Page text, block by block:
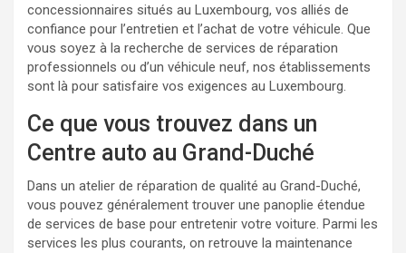
concessionnaires situés au Luxembourg, vos alliés de
confiance pour l’entretien et l’achat de votre véhicule. Que
vous soyez à la recherche de services de réparation
professionnels ou d’un véhicule neuf, nos établissements
sont là pour satisfaire vos exigences au Luxembourg.
Ce que vous trouvez dans un
Centre auto au Grand-Duché
Dans un atelier de réparation de qualité au Grand-Duché,
vous pouvez généralement trouver une panoplie étendue
de services de base pour entretenir votre voiture. Parmi les
services les plus courants, on retrouve la maintenance